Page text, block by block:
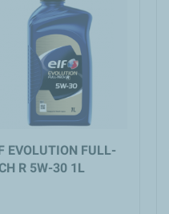
EVOLUTION FULL-
R 5W-30 1L